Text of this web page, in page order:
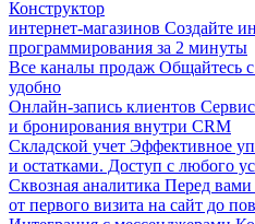
Конструктор
интернет-магазинов Создайте
программирования за 2 минуты
Все каналы продаж Общайтесь
удобно
Онлайн-запись клиентов
и бронирования внутри CRM
Складской учет Эффективное
и остатками. Доступ с любого
Сквозная аналитика Перед вами
от первого визита на сайт до